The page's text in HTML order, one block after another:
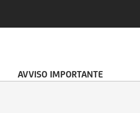
AVVISO IMPORTANTE